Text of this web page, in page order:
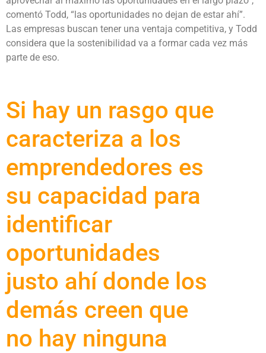
comentó Todd, “las oportunidades no dejan de estar ahí”.
Las empresas buscan tener una ventaja competitiva, y Todd
considera que la sostenibilidad va a formar cada vez más
parte de eso.
Si hay un rasgo que
caracteriza a los
emprendedores es
su capacidad para
identificar
oportunidades
justo ahí donde los
demás creen que
no hay ninguna